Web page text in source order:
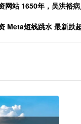
网站 1650年，吴洪裕
Meta短线跳水 最新跌